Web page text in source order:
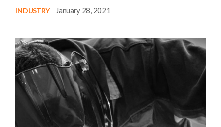
INDUSTRY January 28, 2021